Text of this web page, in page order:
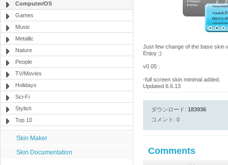
Computer/OS
Games
Music
Metallic
Nature
People
TV/Movies
Holidays
Sci-Fi
Stylish
Top 10
Skin Maker
Skin Documentation
Just few change of the base skin
Enjoy ;)
v0.05 :
-full screen skin minimal added.
Updated 6.6.13
ダウンロード: 183936
コメント: 0
Comments